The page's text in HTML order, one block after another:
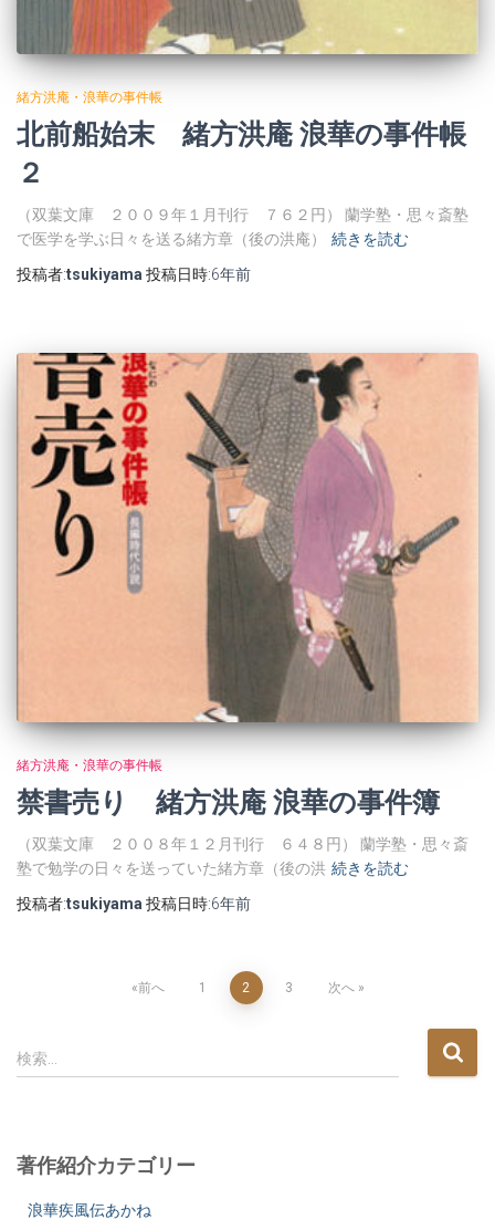
緒方洪庵・浪華の事件帳
北前船始末 緒方洪庵 浪華の事件帳
２
（双葉文庫 ２００９年１月刊行 ７６２円） 蘭学塾・思々斎塾
で医学を学ぶ日々を送る緒方章（後の洪庵）
続きを読む
投稿者:tsukiyama 投稿日時:6年前
緒方洪庵・浪華の事件帳
禁書売り 緒方洪庵 浪華の事件簿
（双葉文庫 ２００８年１２月刊行 ６４８円） 蘭学塾・思々斎
塾で勉学の日々を送っていた緒方章（後の洪 続きを読む
投稿者:tsukiyama 投稿日時:6年前
稿
ペ
ー
前へ 1 2 3 次へ
検
索
検索…
著作紹介カテゴリー
浪華疾風伝あかね